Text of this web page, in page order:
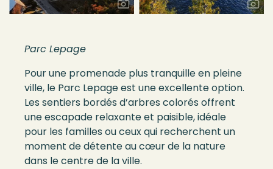
Parc Lepage
Pour une promenade plus tranquille en pleine
ville, le Parc Lepage est une excellente option.
Les sentiers bordés d’arbres colorés offrent
une escapade relaxante et paisible, idéale
pour les familles ou ceux qui recherchent un
moment de détente au cœur de la nature
dans le centre de la ville.